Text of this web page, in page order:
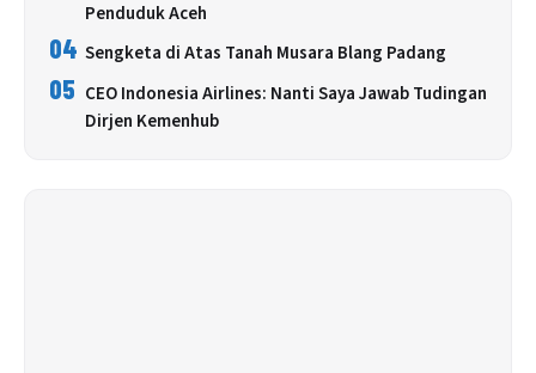
Penduduk Aceh
04 Sengketa di Atas Tanah Musara Blang Padang
05 CEO Indonesia Airlines: Nanti Saya Jawab Tudingan
Dirjen Kemenhub